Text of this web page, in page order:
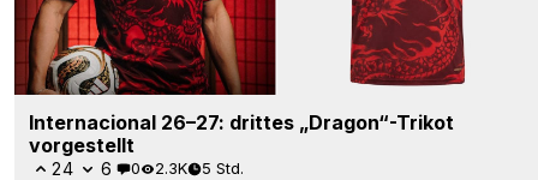
Internacional 26–27: drittes „Dragon“-Trikot
vorgestellt
24 6 0 2.3K 5 Std.